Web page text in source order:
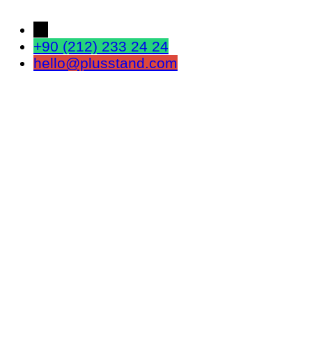
+90 (212) 233 24 24
hello@plusstand.com